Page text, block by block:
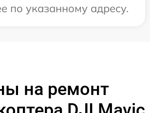
по указанному адресу.
на ремонт